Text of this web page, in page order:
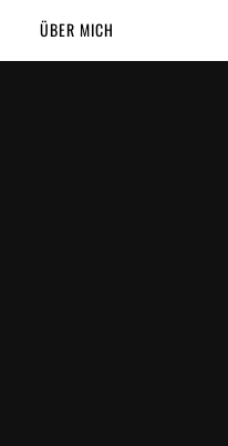
ÜBER MICH